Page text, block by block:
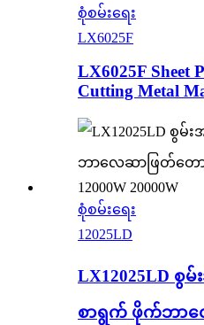
စုံစမ်းရေး
LX6025F
LX6025F Sheet
Cutting Metal
စုံစမ်းရေး
12025LD
LX12025LD စွမ်
စာရွက် ဖိုက်ဘာ